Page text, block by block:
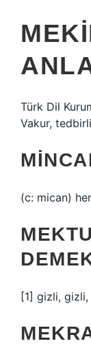
Türk Dil
Vakur,
(c: mican)
[1] gizli,